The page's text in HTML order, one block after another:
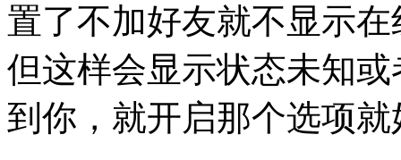
置了不加好友就不显示
但这样会显示状态未知
到你，就开启那个选项就